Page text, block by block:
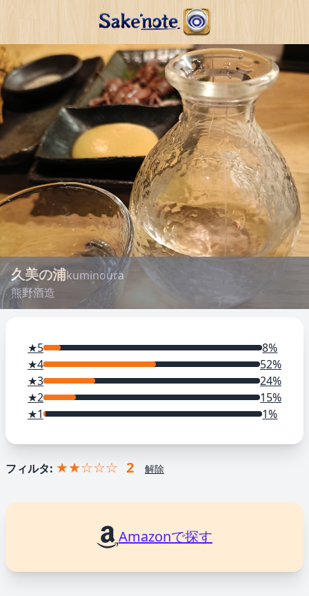
久美の浦kuminoura
熊野酒造
★5
8%
★4
52%
★3
24%
★2
15%
★1
1%
フィルタ: ★★☆☆☆ 2 解除
Amazonで探す